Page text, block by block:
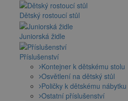
Dětský rostoucí stůl
Juniorská židle
Příslušenství
Kontejner k dětskému stolu
Osvětlení na dětský stůl
Poličky k dětskému nábytku
Ostatní příslušenství